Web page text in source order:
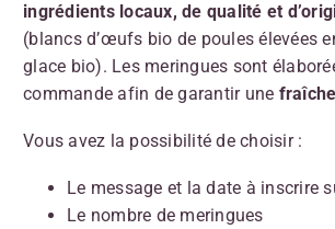
ingrédients locaux, de qualité et
(blancs d’œufs bio de poules élevées
glace bio). Les meringues sont
commande afin de garantir une
Vous avez la possibilité de choisir :
Le message et la date à inscrire
Le nombre de meringues